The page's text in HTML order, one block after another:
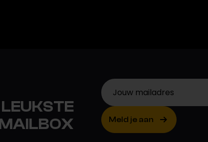
LEUKSTE
Jouw mailadres
Meld je aan